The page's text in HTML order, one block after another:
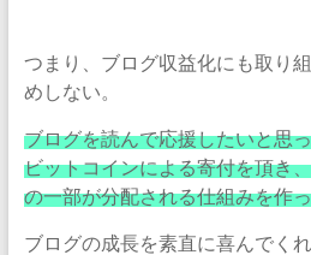
つまり、ブログ収益化にも取り
めしない。
ブログを読んで応援したいと思
ビットコインによる寄付を頂き
の一部が分配される仕組みを作
ブログの成長を素直に喜んでく